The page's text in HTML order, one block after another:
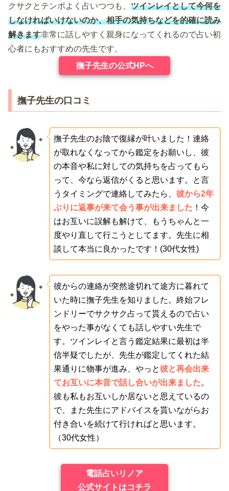
クサクとテンポよく占いつつも、 ツインレイとして今何を
しなければいけないのか、相手の気持ちなどを的確に読み
解きます非常に話しやすく親身になってくれるので占い初
心者にもおすすめの先生です。
撫子先生の公式HPへ
撫子先生の口コミ
撫子先生のお陰で復縁が叶いました！連絡
が取れなくなってから鑑定をお願いし、彼
の本音や私に対しての気持ちを占ってもら
って、今なら返信がくると思います。と言
うタイミングで連絡してみたら、 彼から2年
ぶりに返事が来て会う事が出来ました ！今
はお互いに誤解も解けて、もうちゃんと一
度やり直して行こうとしてます。先生に相
談して本当に良かったです！(30代女性)
彼からの連絡が突然途切れて途方に暮れて
いた時に撫子先生を知りました。終始フレ
ンドリーでサクサク占って貰えるので占い
をやった事がなくても話しやすい先生で
す。ツインレイと言う鑑定結果に最初は半
信半疑でしたが、先生が鑑定してくれた結
果通りに物事が進み、やっと彼と再会出来
てお互いに本音で話し合いが出来ました。
彼も私もお互いしか居ないと思えているの
で、また先生にアドバイスを貰いながらお
付き合いを続けて行ければと思います。
（30代女性）
電話占いリノア
公式サイトはコチラ